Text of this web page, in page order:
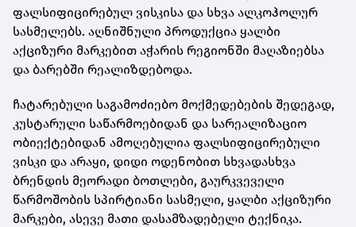
ფალსიფიცირებულ ვისკისა და სხვა ალკოჰოლურ
სასმელებს. აღნიშნული პროდუქცია ყალბი
აქციზური მარკებით აჭარის რეგიონში მაღაზიებსა
და ბარებში რეალიზდებოდა.
ჩატარებული საგამოძიებო მოქმედებების შედეგად,
კუსტარული საწარმოებიდან და სარეალიზაციო
ობიექტებიდან ამოღებულია ფალსიფიცირებული
ვისკი და არაყი, დიდი ოდენობით სხვადასხვა
ბრენდის მეორადი ბოთლები, გაურკვეველი
წარმოშობის სპირტიანი სასმელი, ყალბი აქციზური
მარკები, ასევე მათი დასამზადებელი ტექნიკა.